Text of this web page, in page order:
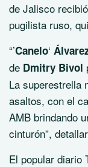
de Jalisco
pugilista ruso,
“’Canelo‘
de Dmitry Bivol
La superestrella
asaltos, con el
AMB brindando
cinturón”,
El popular diario